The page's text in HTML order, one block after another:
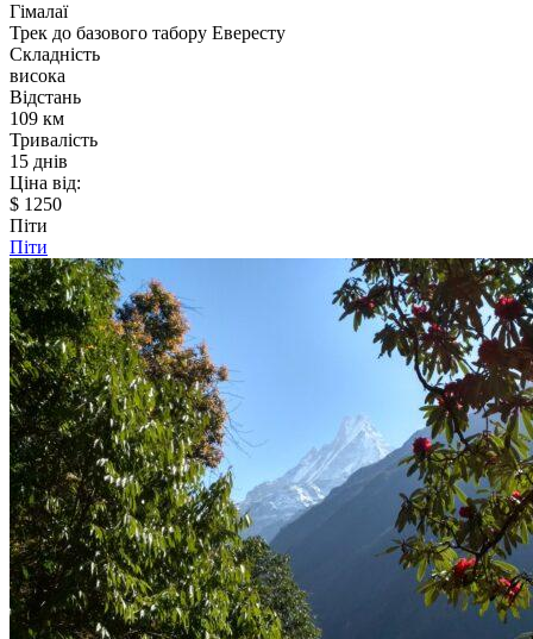
Гімалаї
Трек до базового табору Евересту
Складність
висока
Відстань
109 км
Тривалість
15 днів
Ціна від:
$ 1250
Піти
Піти